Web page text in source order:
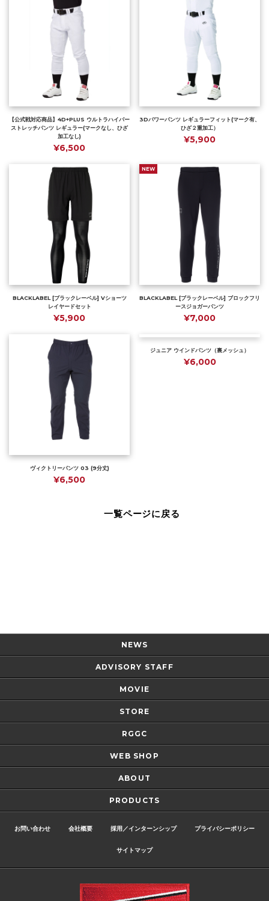
【公式戦対応商品】4D+PLUS ウルトラハイパー
ストレッチパンツ レギュラー(マークなし、ひざ
加工なし)
¥6,500
3Dパワーパンツ レギュラーフィット(マーク有、
ひざ２重加工）
¥5,900
BLACKLABEL [ブラックレーベル] Vショーツ
レイヤードセット
¥5,900
NEW
BLACKLABEL [ブラックレーベル] ブロックフリ
ースジョガーパンツ
¥7,000
ヴィクトリーパンツ 03 (9分丈)
¥6,500
ジュニア ウインドパンツ（裏メッシュ）
¥6,000
一覧ページに戻る
NEWS
ADVISORY STAFF
MOVIE
STORE
RGGC
WEB SHOP
ABOUT
PRODUCTS
お問い合わせ 会社概要 採用／インターンシップ プライバシーポリシー
サイトマップ